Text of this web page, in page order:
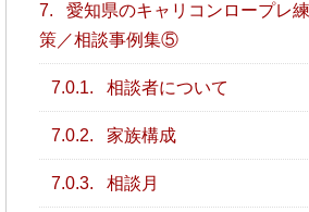
7.
愛知県のキャリコンロープレ
策／相談事例集⑤
7.0.1. 相談者について
7.0.2. 家族構成
7.0.3. 相談月